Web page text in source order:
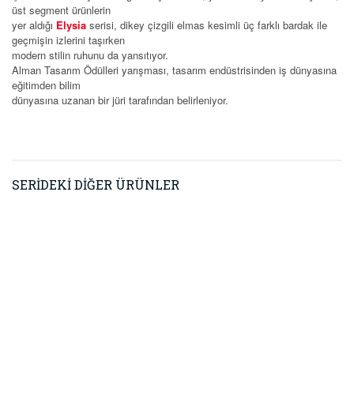
üst segment ürünlerin
yer aldığı Elysia serisi, dikey çizgili elmas kesimli üç farklı bardak ile
geçmişin izlerini taşırken
modern stilin ruhunu da yansıtıyor.
Alman Tasarım Ödülleri yarışması, tasarım endüstrisinden iş dünyasına
eğitimden bilim
dünyasına uzanan bir jüri tarafından belirleniyor.
SERİDEKİ DİĞER ÜRÜNLER